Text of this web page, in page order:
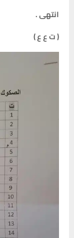
انتهى .
( ت ع ع )